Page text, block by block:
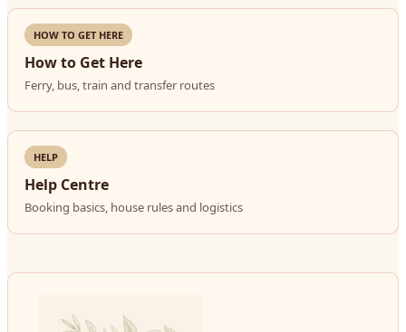
HOW TO GET HERE
How to Get Here
Ferry, bus, train and transfer routes
HELP
Help Centre
Booking basics, house rules and logistics